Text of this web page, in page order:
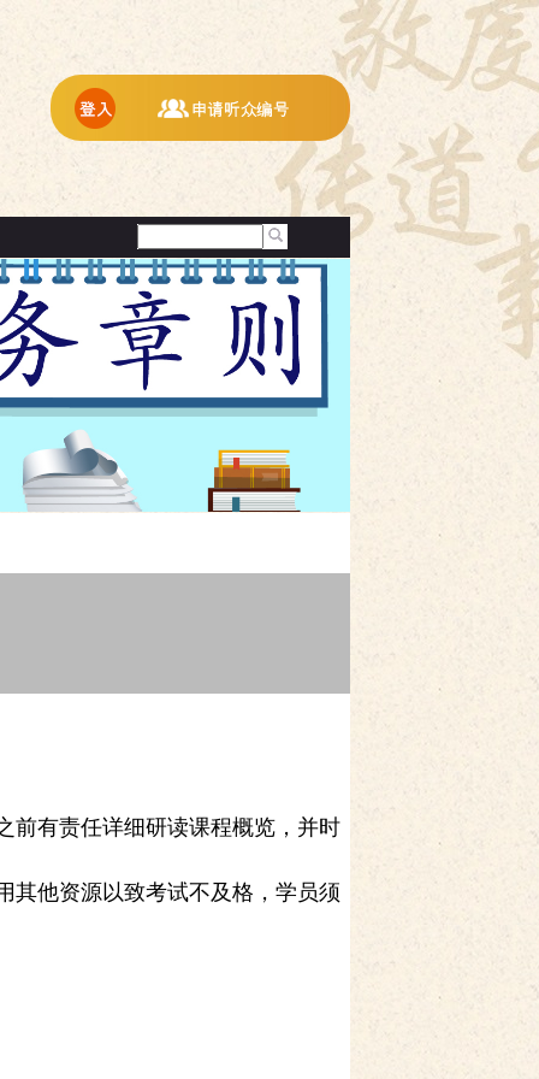
前有责任详细研读课程概览，并时
其他资源以致考试不及格，学员须